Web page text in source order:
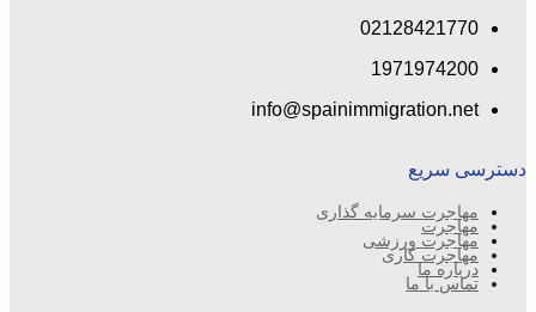
02128421770
1971974200
info@spainimmigration.net
دسترسی سریع
مهاجرت سرمایه گذاری
مهاجرت
مهاجرت ورزشی
مهاجرت کاری
درباره ما
تماس با ما